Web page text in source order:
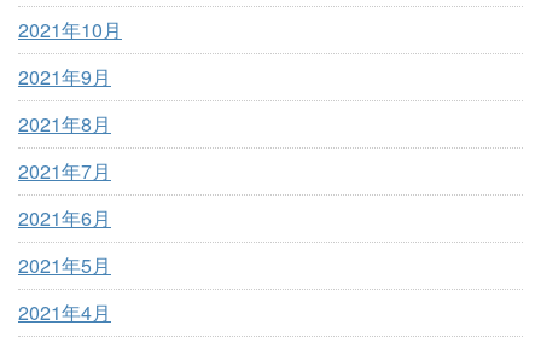
2021年10月
2021年9月
2021年8月
2021年7月
2021年6月
2021年5月
2021年4月